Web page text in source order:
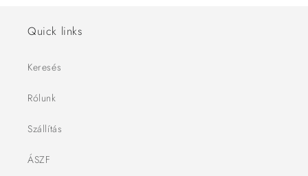
Quick links
Keresés
Rólunk
Szállítás
ÁSZF